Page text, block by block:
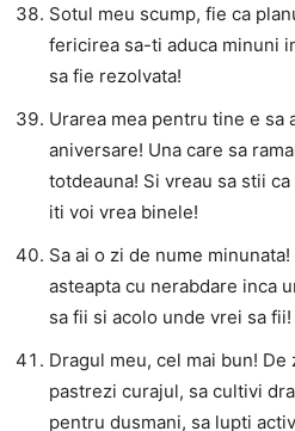
Sotul meu scump, fie ca
fericirea sa-ti aduca minuni
sa fie rezolvata!
Urarea mea pentru tine e sa
aniversare! Una care sa
totdeauna! Si vreau sa stii
iti voi vrea binele!
Sa ai o zi de nume
asteapta cu nerabdare inca
sa fii si acolo unde vrei sa fii!
Dragul meu, cel mai bun! De
pastrezi curajul, sa cultivi
pentru dusmani, sa lupti